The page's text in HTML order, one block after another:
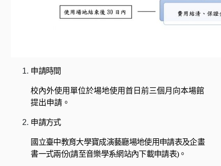
申請時間
校內外使用單位於場地使用首日前三個月向本場館
提出申請。
申請方式
國立臺中教育大學寶成演藝廳場地使用申請表及企畫
書一式兩份(請至音樂學系網站內下載申請表)。